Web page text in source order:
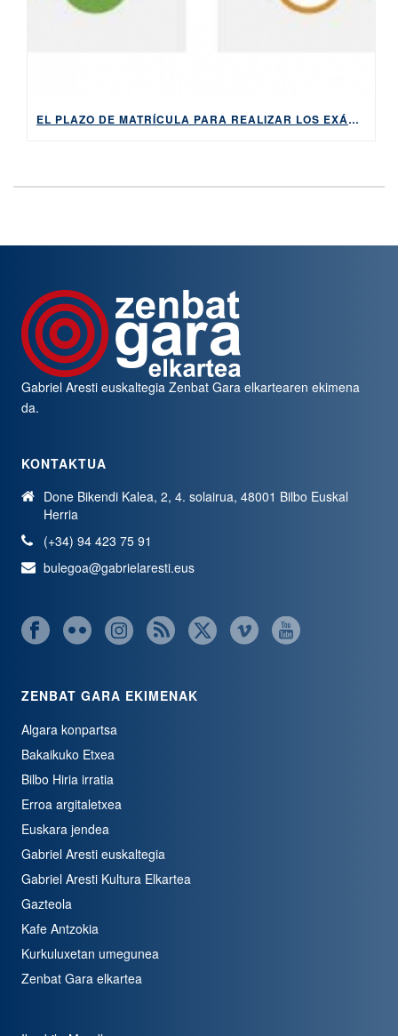
EL PLAZO DE MATRÍCULA PARA REALIZAR LOS EXÁMENES DE HABE EN LA PRIMERA CONVOCATORIA DE 2022, ABIERTO DEL 4 AL 12 DE ABRIL
Gabriel Aresti euskaltegiaZenbat Gara elkartearen ekimena
da.
KONTAKTUA
Done Bikendi Kalea, 2, 4. solairua, 48001 Bilbo Euskal
Herria
(+34) 94 423 75 91
bulegoa@gabrielaresti.eus
ZENBAT GARA EKIMENAK
Algara konpartsa
Bakaikuko Etxea
Bilbo Hiria irratia
Erroa argitaletxea
Euskara jendea
Gabriel Aresti euskaltegia
Gabriel Aresti Kultura Elkartea
Gazteola
Kafe Antzokia
Kurkuluxetan umegunea
Zenbat Gara elkartea